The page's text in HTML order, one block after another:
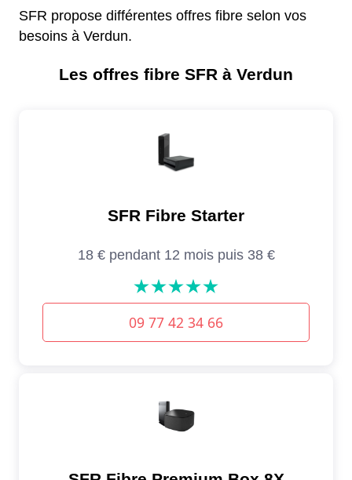
SFR propose différentes offres fibre selon vos
besoins à Verdun.